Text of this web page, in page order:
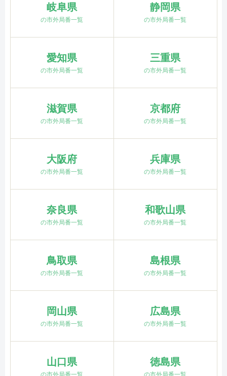
岐阜県
の市外局番一覧
静岡県
の市外局番一覧
愛知県
の市外局番一覧
三重県
の市外局番一覧
滋賀県
の市外局番一覧
京都府
の市外局番一覧
大阪府
の市外局番一覧
兵庫県
の市外局番一覧
奈良県
の市外局番一覧
和歌山県
の市外局番一覧
鳥取県
の市外局番一覧
島根県
の市外局番一覧
岡山県
の市外局番一覧
広島県
の市外局番一覧
山口県
の市外局番一覧
徳島県
の市外局番一覧